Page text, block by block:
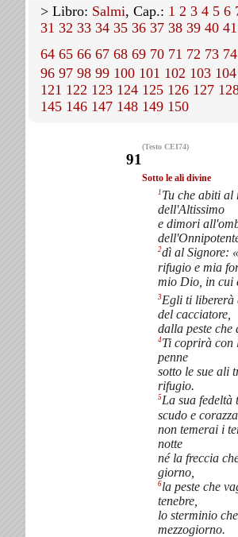
> Libro: Salmi, Cap.: 1 2 3 4 5 6
31 32 33 34 35 36 37 38 39 40 41
64 65 66 67 68 69 70 71 72 73 74
96 97 98 99 100 101 102 103 104
121 122 123 124 125 126 127
145 146 147 148 149 150
(Testo CEI74)
91
Sotto le ali divine
1 Tu che abiti al
dell'Altissimo
e dimori
2dì al Signore:
rifugio e mia
mio Dio, in cui
3Egli ti libererà
del cacciatore,
dalla peste che
4Ti coprirà con
penne
sotto le sue ali
rifugio.
5La sua fedeltà
scudo e
non temerai i
notte
né la freccia
giorno,
6la peste che
tenebre,
lo sterminio
mezzogiorno.